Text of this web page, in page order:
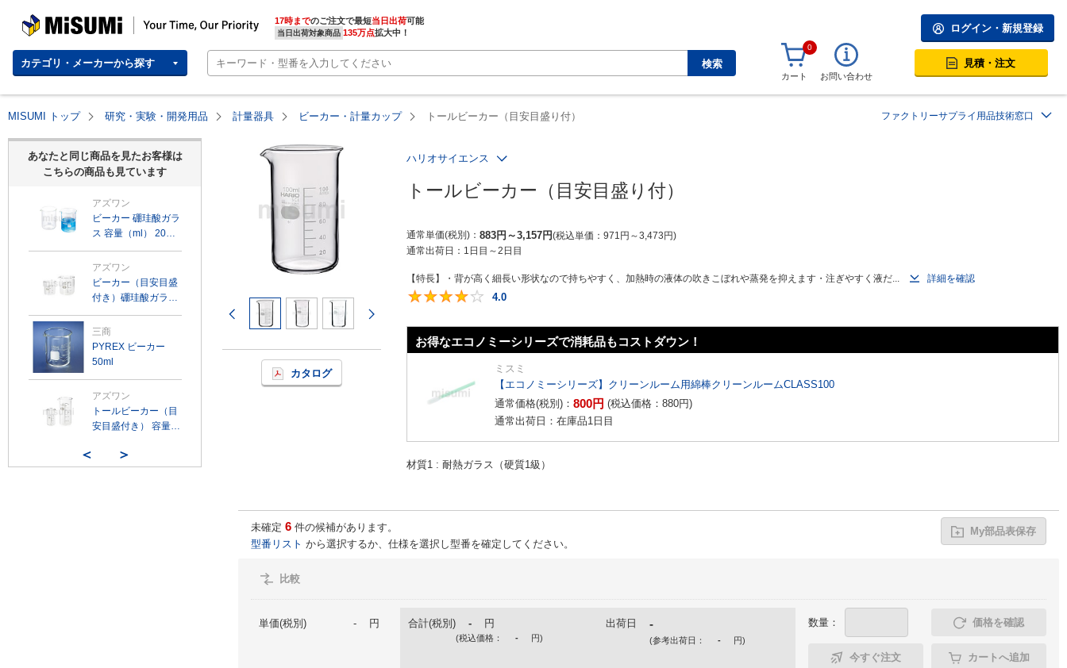
MISUMI | Your Time, Our Priority 17時までのご注文で最短当日出荷
当日出荷対象商品 135万点拡大中！
カテゴリ・メーカーから探す 検索
ログイン・新規登録
0
カート お問い合わせ
見積・注文
MISUMI トップ 研究・実験・開発用品 計量器具 ビーカー・計量カップ トールビーカー（目安目盛り付） ファクトリーサプライ用品技術窓口
あなたと同じ商品を見たお客様は
こちらの商品も見ています
アズワン
ビーカー 硼珪酸ガラ
ス 容量（ml） 20～
5000
アズワン
ビーカー（目安目盛
付き）硼珪酸ガラス
容量（ml） 10～
10000
三商
PYREX ビーカー
50ml
アズワン
トールビーカー（目
安目盛付き） 容量
＜ ＞
前のページ
カタログ
ハリオサイエンス
トールビーカー（目安目盛り付）
通常単価(税別) 883円 ～3,157円 税込単価 971 円 ～3,473円
通常出荷日： 1日目～2日目
【特長】・背が高く細長い形状なので持ちやすく、加熱時の液体の吹きこぼれや蒸発を抑えます・注ぎやすく液だ...
詳細を確認
4.0
お得なエコノミーシリーズで消耗品もコストダウン！
ミスミ
【エコノミーシリーズ】クリーンルーム用綿棒クリーンルームCLASS100
通常価格(税別)：800円 (税込価格：880円)
通常出荷日：在庫品1日目
材質1 耐熱ガラス（硬質1級）
未確定 6 件の候補があります。
型番リスト から選択するか、仕様を選択し型番を確定してください。
My部品表保存
比較
単価(税別) - 円 合計(税別) - 円
(税込価格： - 円)
出荷日 -
(参考出荷日： - 円)
数量： 価格を確認
今すぐ注文 カートへ追加